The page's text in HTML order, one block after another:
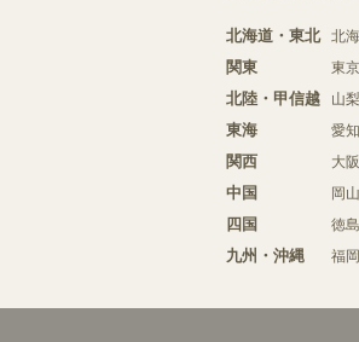
北海道・東北 北
関東 東
北陸・甲信越 山
東海 愛
関西 大
中国 岡
四国 徳
九州・沖縄 福